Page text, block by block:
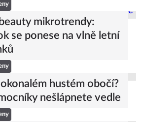
mikrotrendy:
se ponese na vlně letní
hustém obočí?
nešlápnete vedle